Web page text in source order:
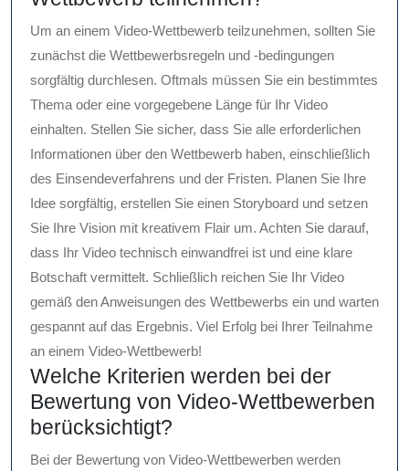
Um an einem Video-Wettbewerb teilzunehmen, sollten Sie
zunächst die Wettbewerbsregeln und -bedingungen
sorgfältig durchlesen. Oftmals müssen Sie ein bestimmtes
Thema oder eine vorgegebene Länge für Ihr Video
einhalten. Stellen Sie sicher, dass Sie alle erforderlichen
Informationen über den Wettbewerb haben, einschließlich
des Einsendeverfahrens und der Fristen. Planen Sie Ihre
Idee sorgfältig, erstellen Sie einen Storyboard und setzen
Sie Ihre Vision mit kreativem Flair um. Achten Sie darauf,
dass Ihr Video technisch einwandfrei ist und eine klare
Botschaft vermittelt. Schließlich reichen Sie Ihr Video
gemäß den Anweisungen des Wettbewerbs ein und warten
gespannt auf das Ergebnis. Viel Erfolg bei Ihrer Teilnahme
an einem Video-Wettbewerb!
Welche Kriterien werden bei der
Bewertung von Video-Wettbewerben
berücksichtigt?
Bei der Bewertung von Video-Wettbewerben werden